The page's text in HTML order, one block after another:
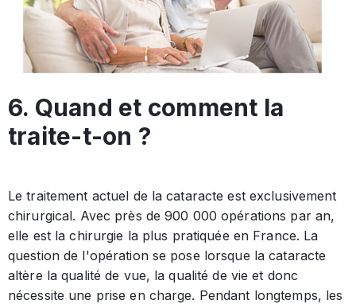
6. Quand et comment la
traite-t-on ?
Le traitement actuel de la cataracte est exclusivement
chirurgical. Avec près de 900 000 opérations par an,
elle est la chirurgie la plus pratiquée en France. La
question de l'opération se pose lorsque la cataracte
altère la qualité de vue, la qualité de vie et donc
nécessite une prise en charge. Pendant longtemps, les